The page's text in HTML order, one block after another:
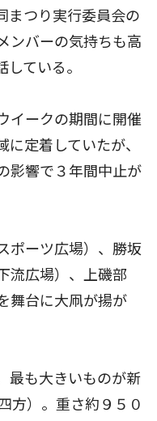
まつり実行委員会の
ンバーの気持ちも高
ている。
イークの期間に開催
定着していたが、
影響で３年間中止が
ポーツ広場）、勝坂
流広場）、上磯部
舞台に大凧が揚が
最も大きいものが新
方）。重さ約９５０